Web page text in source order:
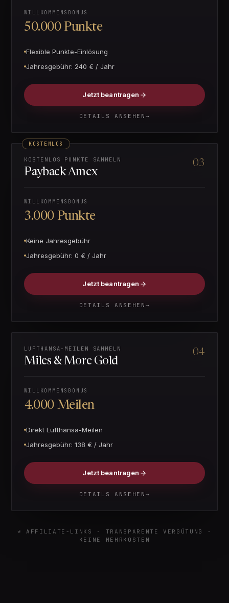
WILLKOMMENSBONUS
50.000 Punkte
Flexible Punkte-Einlösung
Jahresgebühr: 240 € / Jahr
Jetzt beantragen
DETAILS ANSEHEN →
KOSTENLOS
KOSTENLOS PUNKTE SAMMELN
Payback Amex
03
WILLKOMMENSBONUS
3.000 Punkte
Keine Jahresgebühr
Jahresgebühr:0 € / Jahr
Jetzt beantragen
DETAILS ANSEHEN →
LUFTHANSA-MEILEN SAMMELN
Miles & More Gold
04
WILLKOMMENSBONUS
4.000 Meilen
Direkt Lufthansa-Meilen
Jahresgebühr:138 € / Jahr
Jetzt beantragen
DETAILS ANSEHEN →
* AFFILIATE-LINKS · TRANSPARENTE VERGÜTUNG ·
KEINE MEHRKOSTEN